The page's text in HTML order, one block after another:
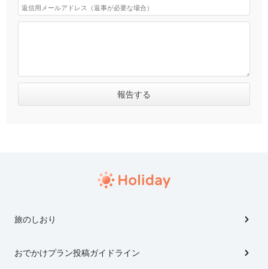
旅のしおり
おでかけプラン投稿ガイドライン